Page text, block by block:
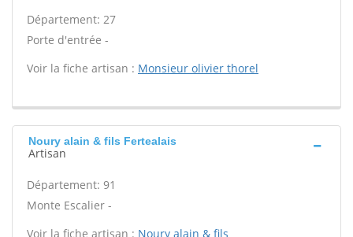
Département: 27
Porte d'entrée -
Voir la fiche artisan : Monsieur olivier thorel
Noury alain & fils Fertealais
Artisan
Département: 91
Monte Escalier -
Voir la fiche artisan : Noury alain & fils